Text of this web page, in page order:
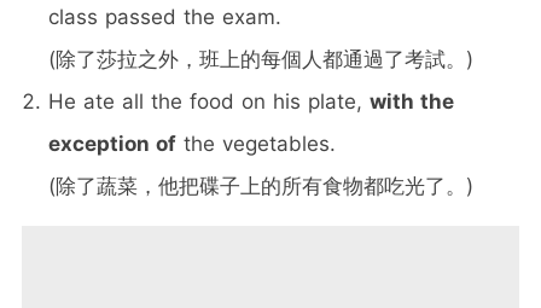
class passed the exam.
(除了莎拉之外，班上的每個人都通過了考試。)
He ate all the food on his plate, with the
exception of the vegetables.
(除了蔬菜，他把碟子上的所有食物都吃光了。)